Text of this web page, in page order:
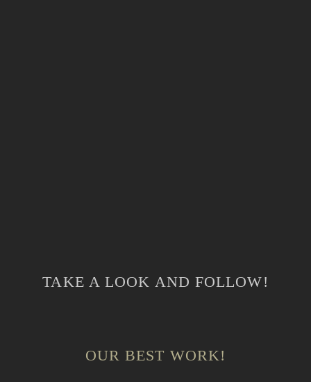
TAKE A LOOK AND FOLLOW!
OUR BEST WORK!